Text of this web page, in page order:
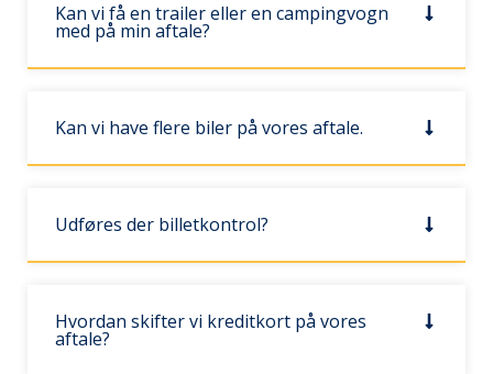
Kan vi få en trailer eller en campingvogn
med på min aftale?
Kan vi have flere biler på vores aftale.
Udføres der billetkontrol?
Hvordan skifter vi kreditkort på vores
aftale?